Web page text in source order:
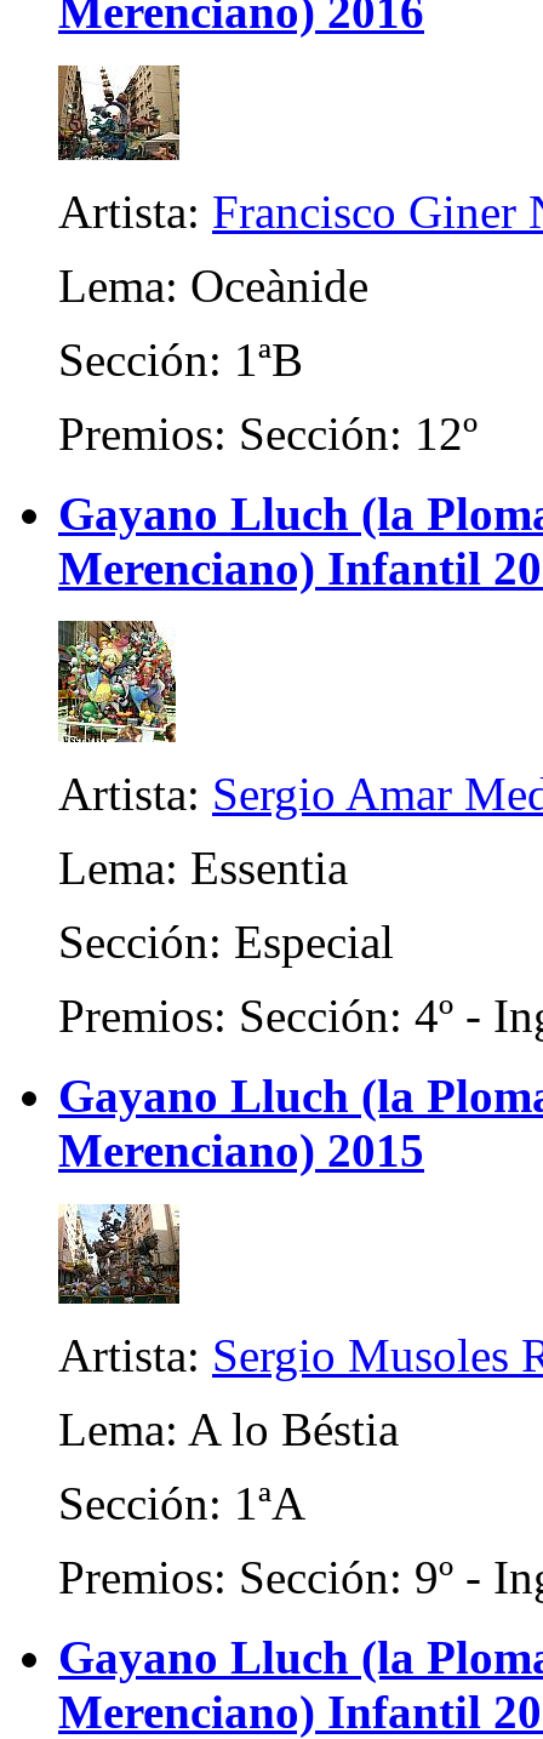
Merenciano) 2016
Artista: Francisco Giner
Lema: Oceànide
Sección: 1ªB
Premios: Sección: 12º
Gayano Lluch (la
Merenciano) Infantil
Artista: Sergio Amar
Lema: Essentia
Sección: Especial
Premios: Sección: 4º -
Gayano Lluch (la
Merenciano) 2015
Artista: Sergio Musoles
Lema: A lo Béstia
Sección: 1ªA
Premios: Sección: 9º -
Gayano Lluch (la
Merenciano) Infantil